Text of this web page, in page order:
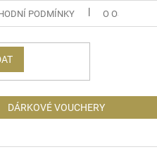
PODMÍNKY O OSOBNÍCH
DÁRKOVÉ VOUCHERY